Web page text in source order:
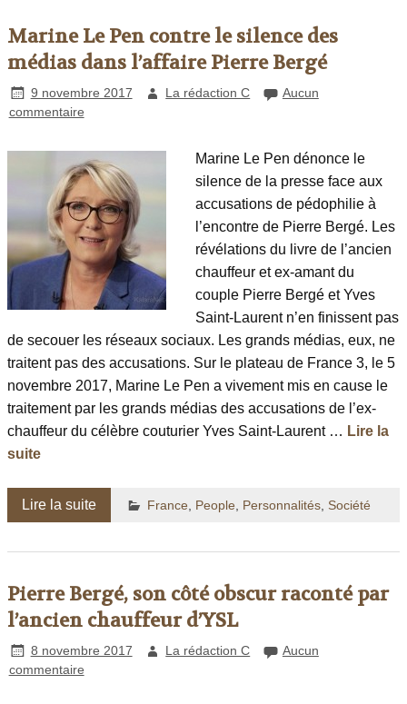
Marine Le Pen contre le silence des
médias dans l’affaire Pierre Bergé
9 novembre 2017 La rédaction C
Aucun
commentaire
Marine Le Pen dénonce le
silence de la presse face aux
accusations de pédophilie à
l’encontre de Pierre Bergé. Les
révélations du livre de l’ancien
chauffeur et ex-amant du
couple Pierre Bergé et Yves
Saint-Laurent n’en finissent pas
de secouer les réseaux sociaux. Les grands médias, eux, ne
traitent pas des accusations. Sur le plateau de France 3, le 5
novembre 2017, Marine Le Pen a vivement mis en cause le
traitement par les grands médias des accusations de l’ex-
chauffeur du célèbre couturier Yves Saint-Laurent … Lire la
suite
Lire la suite France People Personnalités, Société
Pierre Bergé, son côté obscur raconté par
l’ancien chauffeur d’YSL
8 novembre 2017 La rédaction C
Aucun
commentaire